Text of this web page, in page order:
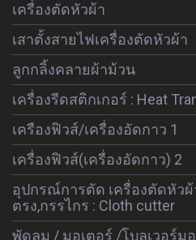
เครื่องตัดหัวผ้า
เสาตั้งสายไฟเครื่องตัดหัวผ้า
ลูกกลิ้งคลายผ้าม้วน
เครื่องรีดสติกเกอร์ : Heat
เครืองฟิวส์/เครื่องอัดกาว 1
เครื่องฟิวส์(เครื่องอัดกาว) 2
อุปกรณ์การตัด เครื่องตัดหัวผ้
ตรง,กรรไกร : Cloth cutter
พัดลม / มอเตอร์ /โบลเวอร์ม